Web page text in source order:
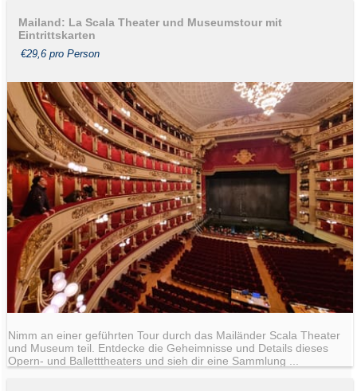
Mailand: La Scala Theater und Museumstour mit
Eintrittskarten
€29,6 pro Person
Nimm an einer geführten Tour durch das Mailänder Scala Theater
und Museum teil. Entdecke die Geheimnisse und Details dieses
Opern- und Balletttheaters und sieh dir eine Sammlung ...